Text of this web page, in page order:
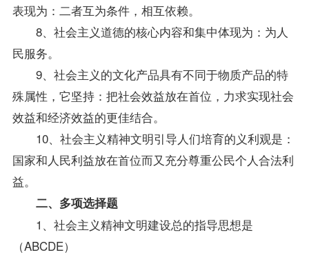
表现为：二者互为条件，相互依赖。
8、社会主义道德的核心内容和集中体现为：为人
民服务。
9、社会主义的文化产品具有不同于物质产品的特
殊属性，它坚持：把社会效益放在首位，力求实现社会
效益和经济效益的更佳结合。
10、社会主义精神文明引导人们培育的义利观是：
国家和人民利益放在首位而又充分尊重公民个人合法利
益。
二、多项选择题
1、社会主义精神文明建设总的指导思想是
（ABCDE）